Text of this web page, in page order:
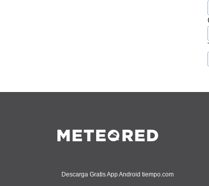
Descarga Gratis App Android tiempo.com